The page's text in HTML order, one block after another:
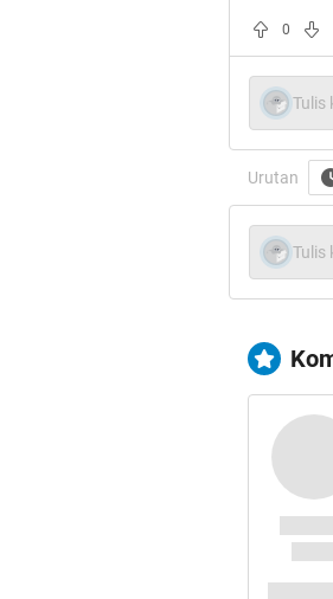
Spoiler
Spoilerfor
0
Tulis
Urutan
Tulis